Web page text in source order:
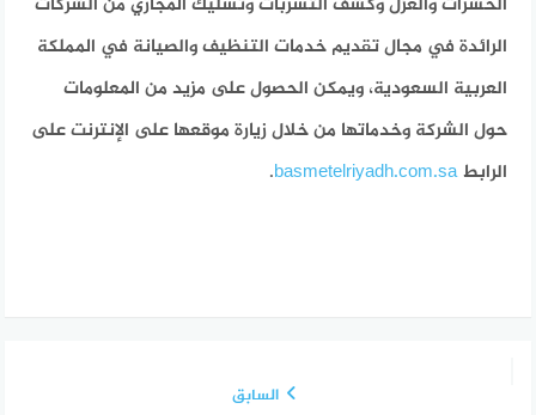
الرائدة في مجال تقديم خدمات التنظيف والصيانة في المملكة
العربية السعودية، ويمكن الحصول على مزيد من المعلومات
حول الشركة وخدماتها من خلال زيارة موقعها على الإنترنت على
الرابطbasmetelriyadh.com.sa
.
السابق